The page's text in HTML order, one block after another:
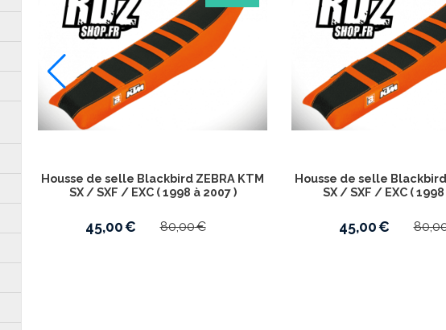
Housse de selle Blackbird ZEBRA KTM
SX / SXF / EXC ( 1998 à 2007 )
45,00€ 80,00€
Housse de selle Blackbird
SX / SXF / EXC (
45,00€